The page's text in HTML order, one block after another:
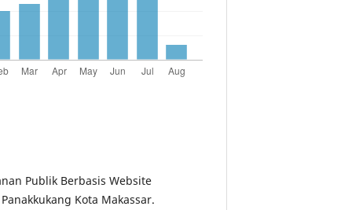
Publik Berbasis Website
Kota Makassar.